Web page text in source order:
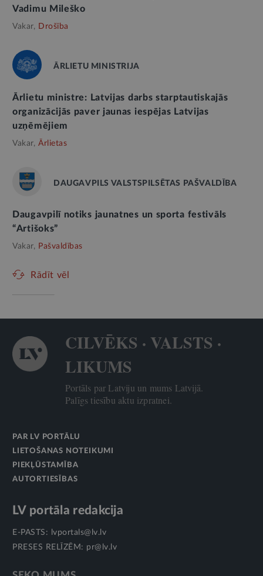
Vadimu Mileško
Vakar, Drošība
ĀRLIETU MINISTRIJA
Ārlietu ministre: Latvijas darbs starptautiskajās
organizācijās paver jaunas iespējas Latvijas
uzņēmējiem
Vakar, Ārlietas
DAUGAVPILS VALSTSPILSĒTAS PAŠVALDĪBA
Daugavpilī notiks jaunatnes un sporta festivāls
“Artišoks”
Vakar, Pašvaldības
Rādīt vēl
CILVĒKS · VALSTS ·
LIKUMS
Portāls par Latviju un mums Latvijā.
Palīgs tiesību aktu izpratnei.
PAR LV PORTĀLU
LIETOŠANAS NOTEIKUMI
PIEKĻŪSTAMĪBA
AUTORTIESĪBAS
LV portāla redakcija
E-PASTS:
lvportals@lv.lv
PRESES RELĪZĒM: pr@lv.lv